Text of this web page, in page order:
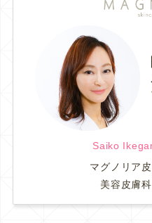
Saiko
マグノリア
美容皮膚